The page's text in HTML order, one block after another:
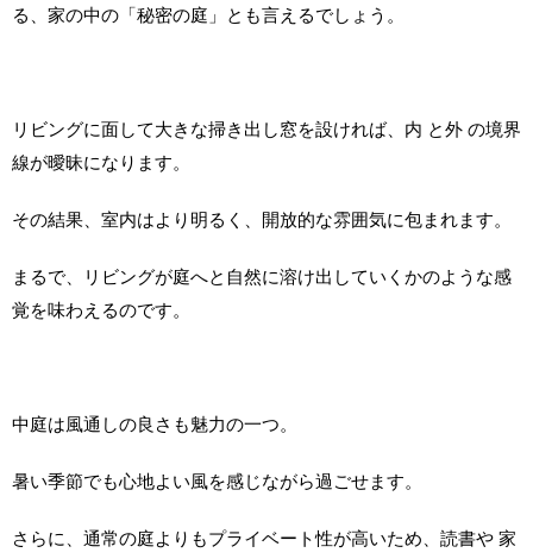
る、家の中の「秘密の庭」とも言えるでしょう。
リビングに面して大きな掃き出し窓を設ければ、内 と外 の境界
線が曖昧になります。
その結果、室内はより明るく、開放的な雰囲気に包まれます。
まるで、リビングが庭へと自然に溶け出していくかのような感
覚を味わえるのです。
中庭は風通しの良さも魅力の一つ。
暑い季節でも心地よい風を感じながら過ごせます。
さらに、通常の庭よりもプライベート性が高いため、読書や 家